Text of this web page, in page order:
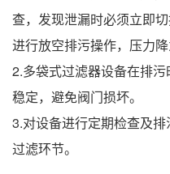
查，发现泄漏时必须立即
进行放空排污操作，压力
2.多袋式过滤器设备在排
稳定，避免阀门损坏。
3.对设备进行定期检查及
过滤环节。